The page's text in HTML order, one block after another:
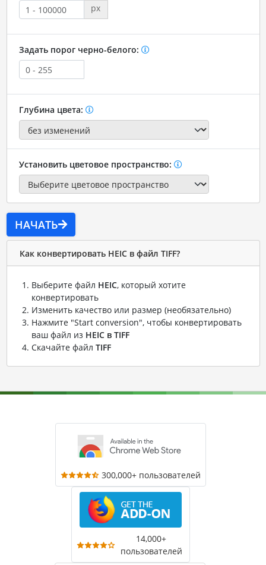
px
Задать порог черно-белого:
Глубина цвета:
Установить цветовое пространство:
НАЧАТЬ
Как конвертировать HEIC в файл TIFF?
Выберите файл HEIC, который хотите
конвертировать
Изменить качество или размер (необязательно)
Нажмите "Start conversion", чтобы конвертировать
ваш файл из HEIC в TIFF
Скачайте файл TIFF
300,000+ пользователей
14,000+
пользователей